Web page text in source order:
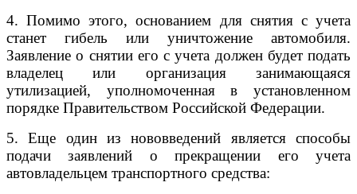
4. Помимо этого, основанием для снятия с учета
станет гибель или уничтожение автомобиля.
Заявление о снятии его с учета должен будет подать
владелец или организация занимающаяся
утилизацией, уполномоченная в установленном
порядке Правительством Российской Федерации.
5. Еще один из нововведений является способы
подачи заявлений о прекращении его учета
автовладельцем транспортного средства: